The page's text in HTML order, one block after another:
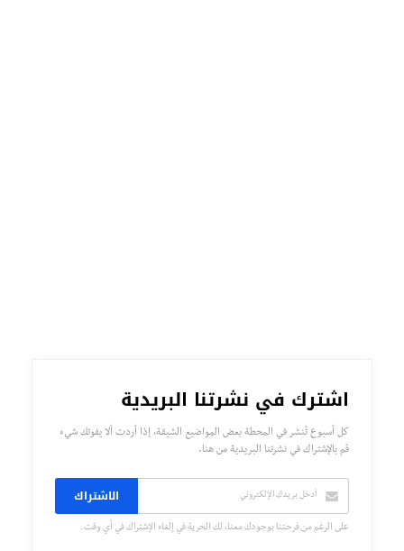
اشترك في نشرتنا البريدية
كل أسبوع تُنشر في المحطة بعض المواضيع الشيقة، إذا أردت ألا يفوتك شيء
قم بالإشتراك في نشرتنا البريدية من هنا.
الاشتراك
على الرغم من فرحتنا بوجودك معنا، لك الحرية في إلغاء الإشتراك في أي وقت.